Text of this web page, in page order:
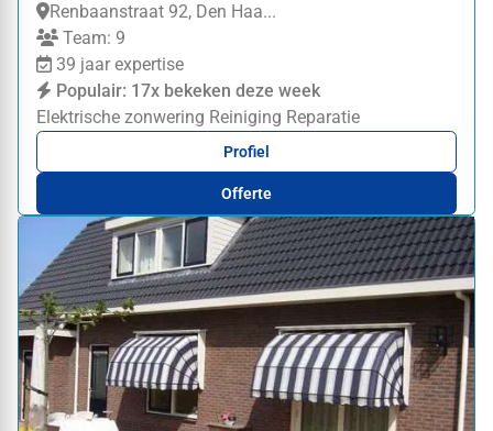
Renbaanstraat 92, Den Haa...
Team: 9
39 jaar expertise
Populair: 17x bekeken deze week
Elektrische zonwering Reiniging Reparatie
Profiel
Offerte